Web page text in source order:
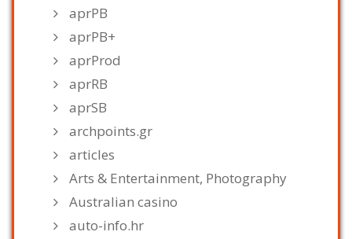
aprPB
aprPB+
aprProd
aprRB
aprSB
archpoints.gr
articles
Arts & Entertainment, Photography
Australian casino
auto-info.hr